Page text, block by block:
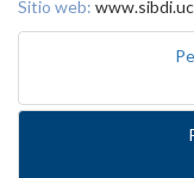
Sitio web: